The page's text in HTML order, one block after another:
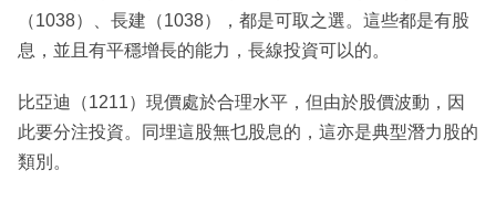
（1038）、長建（1038），都是可取之選。這些都是有股
息，並且有平穩增長的能力，長線投資可以的。
比亞迪（1211）現價處於合理水平，但由於股價波動，因
此要分注投資。同埋這股無乜股息的，這亦是典型潛力股的
類別。